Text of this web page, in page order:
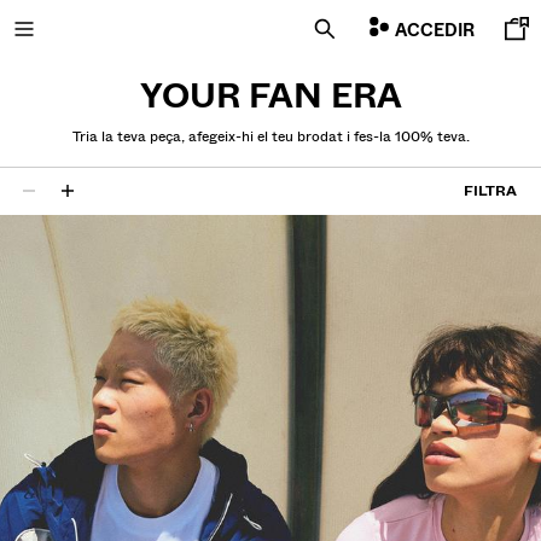
ACCEDIR
YOUR FAN ERA
Tria la teva peça, afegeix-hi el teu brodat i fes-la 100% teva.
26 resultats FILTRA
NOVETATS
COMBO WINS %
TOT
I POLOS
I CÀRDIGANS